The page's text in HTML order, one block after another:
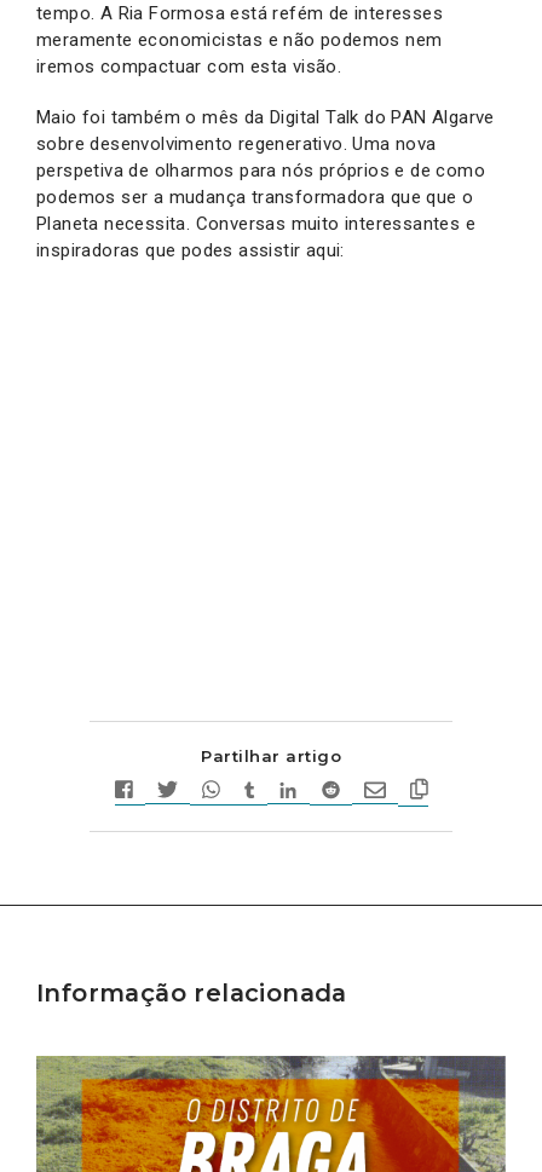
tempo. A Ria Formosa está refém de interesses
meramente economicistas e não podemos nem
iremos compactuar com esta visão.
Maio foi também o mês da Digital Talk do PAN Algarve
sobre desenvolvimento regenerativo. Uma nova
perspetiva de olharmos para nós próprios e de como
podemos ser a mudança transformadora que que o
Planeta necessita. Conversas muito interessantes e
inspiradoras que podes assistir aqui:
Partilhar artigo
Informação relacionada